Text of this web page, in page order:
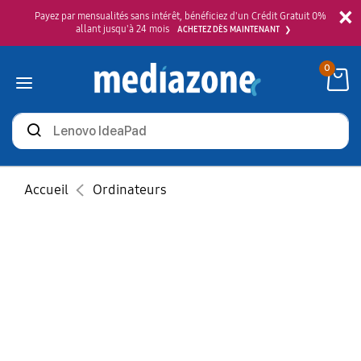
×
Payez par mensualités sans intérêt, bénéficiez d'un Crédit Gratuit 0%
allant jusqu'à 24 mois
ACHETEZ DÈS MAINTENANT
Rechercher
des
produits
0
Accueil Ordinateurs